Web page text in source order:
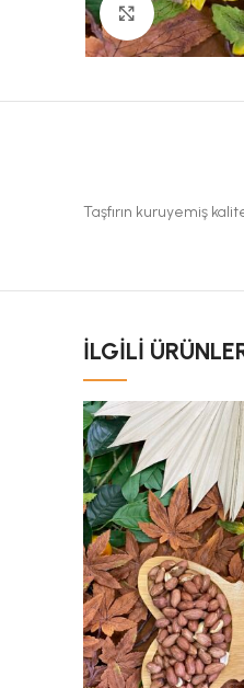
Büyük
Taşfırın kuruyemiş
İLGILI